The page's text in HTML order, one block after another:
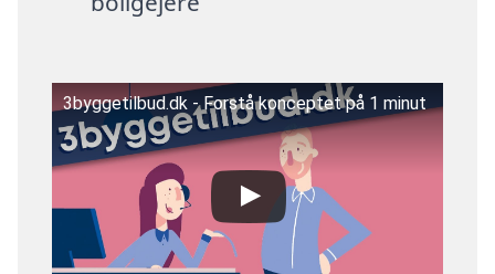
3byggetilbud.dk - Forstå konceptet på 1 minut